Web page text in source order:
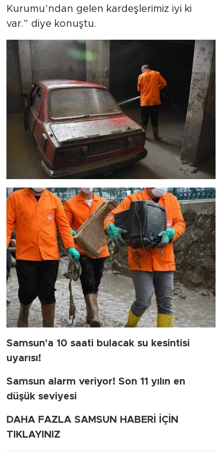
Kurumu’ndan gelen kardeşlerimiz iyi ki
var.” diye konuştu.
Samsun'a 10 saati bulacak su kesintisi
uyarısı!
Samsun alarm veriyor! Son 11 yılın en
düşük seviyesi
DAHA FAZLA SAMSUN HABERİ İÇİN
TIKLAYINIZ